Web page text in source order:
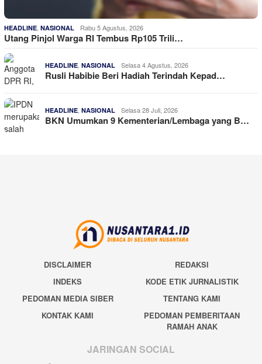
HEADLINE NASIONAL Rabu 5 Agustus, 2026
Utang Pinjol Warga RI Tembus Rp105 Trili…
HEADLINE NASIONAL Selasa 4 Agustus, 2026
Rusli Habibie Beri Hadiah Terindah Kepad…
HEADLINE NASIONAL Selasa 28 Juli, 2026
BKN Umumkan 9 Kementerian/Lembaga yang B…
DISCLAIMER
REDAKSI
INDEKS
KODE ETIK JURNALISTIK
PEDOMAN MEDIA SIBER
TENTANG KAMI
KONTAK KAMI
PEDOMAN PEMBERITAAN
RAMAH ANAK
JARINGAN SOCIAL